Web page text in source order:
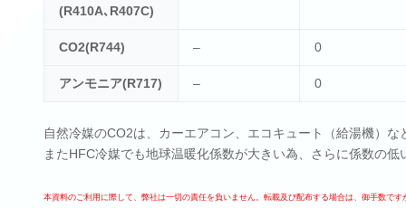
(R410A､R407C)
CO2(R744) – 0
アンモニア(R717) – 0
自然冷媒のCO2は、カーエアコン、エコキュート（給湯機）な
またHFC冷媒でも地球温暖化係数が大きい為、さらに係数の
本資料のご利用に際して、弊社は一切の責任を負いません。転載及び配布する場合は、御手数です